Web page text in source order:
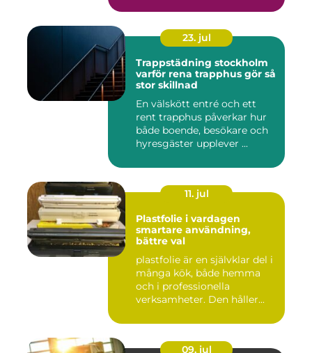
23. jul
Trappstädning stockholm
varför rena trapphus gör så
stor skillnad
En välskött entré och ett
rent trapphus påverkar hur
både boende, besökare och
hyresgäster upplever ...
11. jul
Plastfolie i vardagen
smartare användning,
bättre val
plastfolie är en självklar del i
många kök, både hemma
och i professionella
verksamheter. Den håller...
09. jul